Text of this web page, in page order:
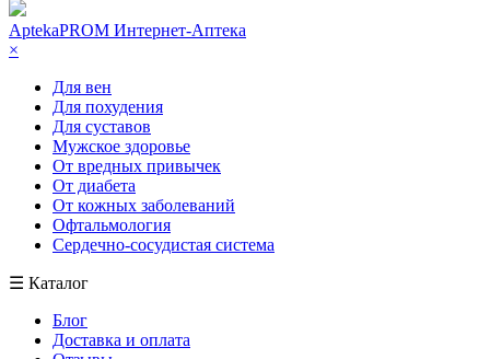
AptekaPROM Интернет-Аптека
×
Для вен
Для похудения
Для суставов
Мужское здоровье
От вредных привычек
От диабета
От кожных заболеваний
Офтальмология
Сердечно-сосудистая система
☰ Каталог
Блог
Доставка и оплата